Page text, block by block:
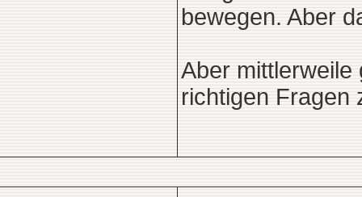
bewegen. Aber
Aber mittlerweile
richtigen Fragen